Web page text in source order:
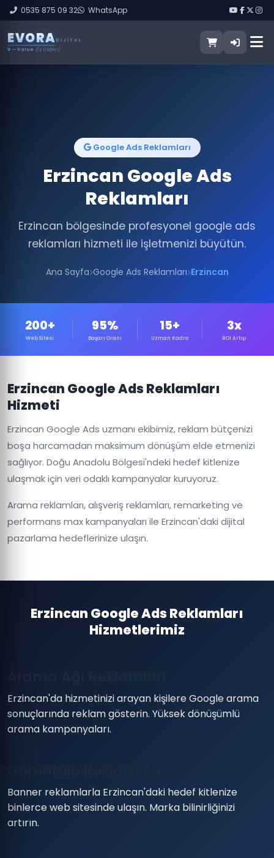
0535 875 09 32 WhatsApp
EVORA DIJITAL
V — Value (İş Değeri)
Google Ads Reklamları
Erzincan Google Ads
Reklamları
Erzincan bölgesinde profesyonel google ads
reklamları hizmeti ile işletmenizi büyütün.
Ana Sayfa Google Ads Reklamları Erzincan
200+
Web Sitesi
95%
Başarı Oranı
15+
Uzman Kadro
3x
ROI Artışı
Erzincan Google Ads Reklamları
Hizmeti
Erzincan Google Ads uzmanı ekibimiz, reklam bütçenizi
boşa harcamadan maksimum dönüşüm elde etmenizi
sağlıyor. Doğu Anadolu Bölgesi'ndeki hedef kitlenize
ulaşmak için veri odaklı kampanyalar kuruyoruz.
Arama reklamları, alışveriş reklamları, remarketing ve
performans max kampanyaları ile Erzincan'daki dijital
pazarlama hedeflerinize ulaşın.
Erzincan Google Ads Reklamları
Hizmetlerimiz
Erzincan'da hizmetinizi arayan kişilere Google arama
sonuçlarında reklam gösterin. Yüksek dönüşümlü
arama kampanyaları.
Banner reklamlarla Erzincan'daki hedef kitlenize
binlerce web sitesinde ulaşın. Marka bilinirliğinizi
artırın.